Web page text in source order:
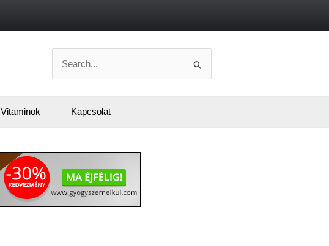
for:
Vitaminok Kapcsolat